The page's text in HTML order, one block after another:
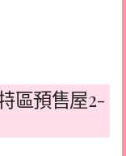
區預售屋2-